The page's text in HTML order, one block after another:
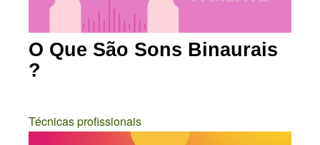
O Que São Sons Binaurais
?
Técnicas profissionais